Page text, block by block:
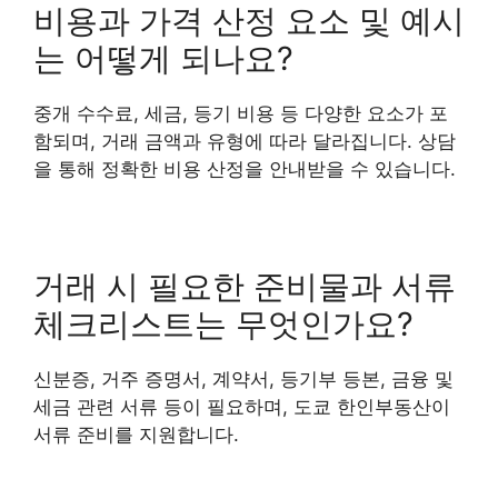
비용과 가격 산정 요소 및 예시
는 어떻게 되나요?
중개 수수료, 세금, 등기 비용 등 다양한 요소가 포
함되며, 거래 금액과 유형에 따라 달라집니다. 상담
을 통해 정확한 비용 산정을 안내받을 수 있습니다.
거래 시 필요한 준비물과 서류
체크리스트는 무엇인가요?
신분증, 거주 증명서, 계약서, 등기부 등본, 금융 및
세금 관련 서류 등이 필요하며, 도쿄 한인부동산이
서류 준비를 지원합니다.